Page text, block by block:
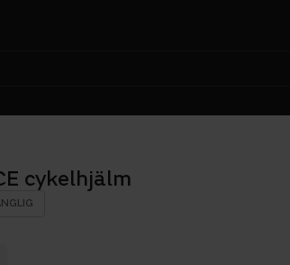
cykelhjälm